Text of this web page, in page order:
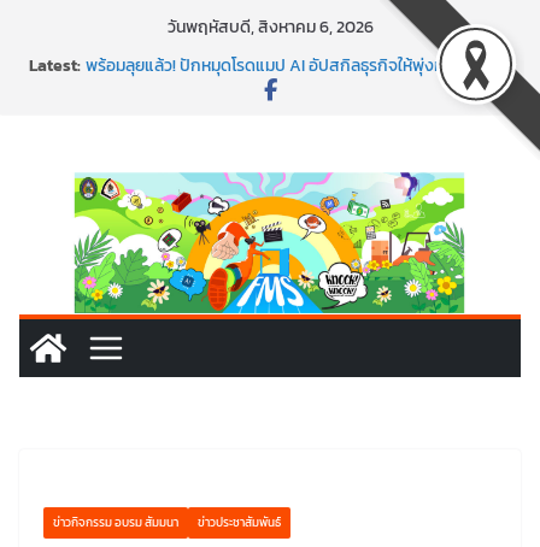
วันพฤหัสบดี, สิงหาคม 6, 2026
Latest:พร้อมลุยแล้ว! ปักหมุดโรดแมป AI อัปสกิลธุรกิจให้พุ่งทะยาน
พาธุรกิจท้องถิ่นสู่ตลาดโลก ด้วยเทคโนโลยี AI!
นอกจากเทคโนโลยีจะล้ำ หัวใจคนทำธุรกิจก็ต้องสตรอง!
ข่าวกิจกรรม อบรม สัมมนา ข่าวประชาสัมพันธ์